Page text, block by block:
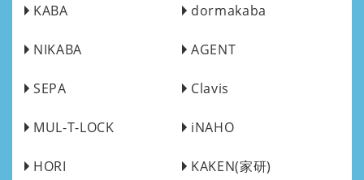
KABA dormakaba
NIKABA AGENT
SEPA Clavis
MUL-T-LOCK iNAHO
HORI KAKEN(家研)